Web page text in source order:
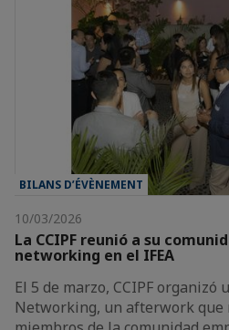
BILANS D’ÉVÈNEMENT
10/03/2026
La CCIPF reunió a su
networking en el IFEA
El 5 de marzo, CCIPF organizó
Networking, un afterwork que